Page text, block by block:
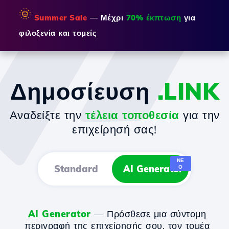
🌞 Summer Sale — Μέχρι 70% έκπτωση για
φιλοξενία και τομείς
Δημοσίευση .LINK
Αναδείξτε την τέλεια τοποθεσία για την
επιχείρησή σας!
Standard AI Generator
ΝΈ
Ο
AI Generator — Πρόσθεσε μια σύντομη
περιγραφή της επιχείρησής σου, τον τομέα